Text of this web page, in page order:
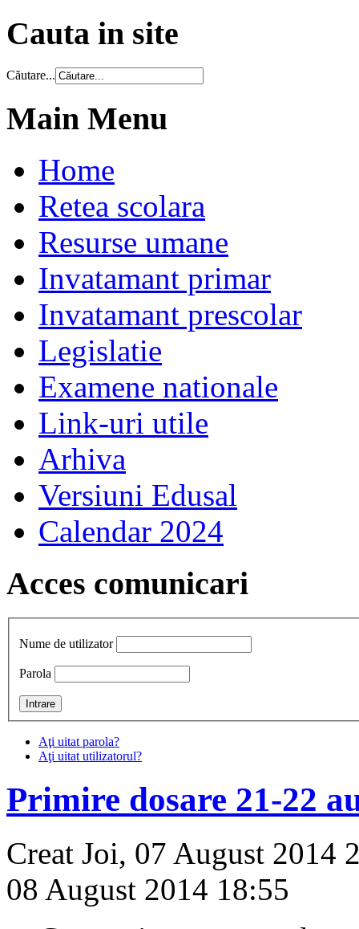
Cauta in site
Căutare...
Main Menu
Home
Retea scolara
Resurse umane
Invatamant primar
Invatamant prescolar
Legislatie
Examene nationale
Link-uri utile
Arhiva
Versiuni Edusal
Calendar 2024
Acces comunicari
Nume de utilizator
Parola
Aţi uitat parola?
Aţi uitat utilizatorul?
Primire dosare 21-22
Creat Joi, 07 August 2014
08 August 2014 18:55